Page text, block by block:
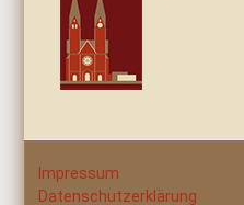
Impressum
Datenschutzerklärung